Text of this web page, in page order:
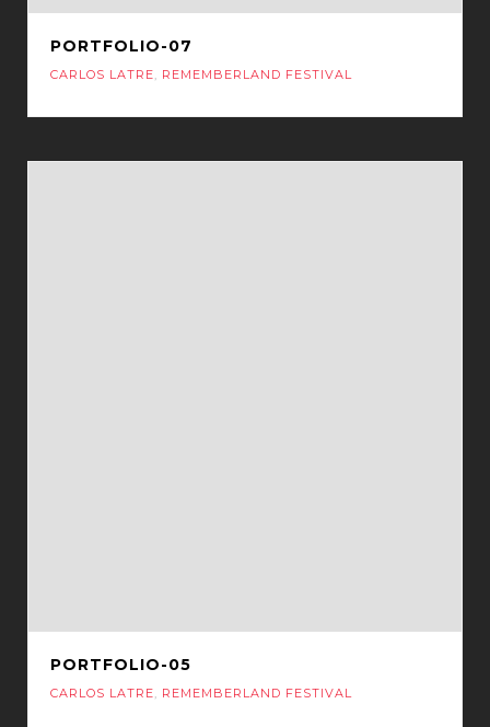
PORTFOLIO-07
CARLOS LATRE REMEMBERLAND FESTIVAL
PORTFOLIO-05
CARLOS LATRE REMEMBERLAND FESTIVAL